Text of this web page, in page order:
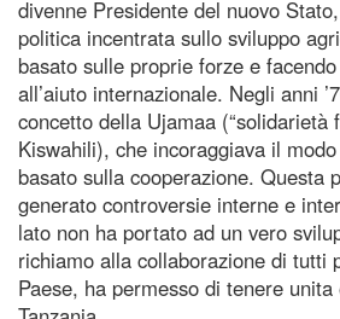
divenne Presidente del nuovo
politica incentrata sullo sviluppo
basato sulle proprie forze e
all’aiuto internazionale. Negli anni
concetto della Ujamaa (“solidarietà
Kiswahili), che incoraggiava il
basato sulla cooperazione. Questa
generato controversie interne e
lato non ha portato ad un vero
richiamo alla collaborazione di tutti
Paese, ha permesso di tenere